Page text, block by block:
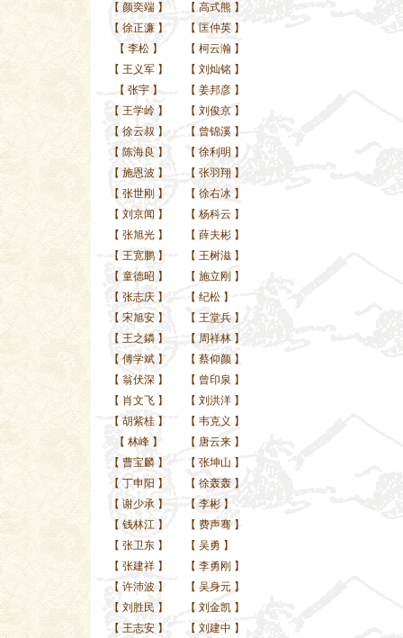
【 颜奕端】 【 高式熊 】
【 徐正濂】 【 匡仲英 】
【 李松】 【 柯云瀚 】
【 王义军】 【 刘灿铭 】
【 张宇】 【 姜邦彦 】
【 王学岭】 【 刘俊京 】
【 徐云叔 】 【 曾锦溪 】
【 陈海良 】 【 徐利明 】
【 施恩波】 【 张羽翔 】
【 张世刚 】 【 徐右冰 】
【 刘京闻 】 【 杨科云 】
【 张旭光】 【 薛夫彬 】
【 王宽鹏】 【 王树滋 】
【 童德昭 】 【 施立刚 】
【 张志庆】 【 纪松 】
【 宋旭安】 【 王堂兵 】
【 王之鏻】 【 周祥林 】
【 傅学斌】 【 蔡仰颜 】
【 翁伏深】 【 曾印泉 】
【 肖文飞】 【 刘洪洋 】
【 胡紫桂】 【 韦克义 】
【 林峰】 【 唐云来 】
【 曹宝麟】 【 张坤山 】
【 丁申阳 】 【 徐轰轰 】
【 谢少承】 【 李彬 】
【 钱林江】 【 费声骞 】
【 张卫东】 【 吴勇 】
【 张建祥】 【 李勇刚 】
【 许沛波】 【 吴身元 】
【 刘胜民 】 【 刘金凯 】
【 王志安】 【 刘建中 】